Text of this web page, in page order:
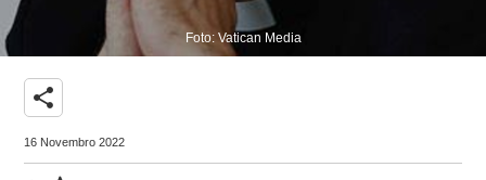
Foto: Vatican Media
share
16 Novembro 2022